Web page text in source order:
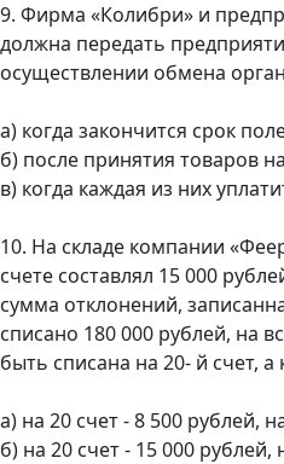
9. Фирма «Колибри» и
должна передать
осуществлении обмена
а) когда закончится срок
б) после принятия товаров
в) когда каждая из них
10. На складе компании
счете составлял 15 000
сумма отклонений,
списано 180 000 рублей, на
быть списана на 20- й счет, а
а) на 20 счет - 8 500 рублей,
б) на 20 счет - 15 000 рублей,